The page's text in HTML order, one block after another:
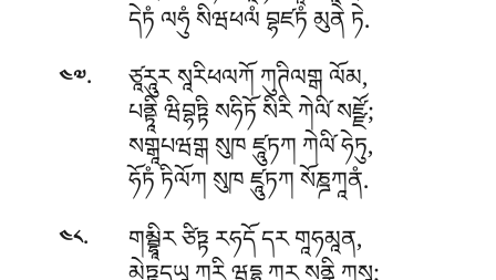
དེཏཾ ལཧུཾ སིཝཕལཾ བྷཛཏཾ མུནེ ཏེ.
༤༧. ཙཱརཱུར སཱརིཕལཀོ ཀུཊིལགྒ ལོམ,
པནྟཱི ཝིབྷཏྟི སཧིཏོ སིརི ཀེལི༹ སཛྫོ;
སགྒཱཔཝགྒ སུཁ ཛཱུཏཀ ཀེལི༹ ཧེཏུ,
ཧོཏཾ ཏིལོཀ སུཁ ཛཱུཏཀ སོཎྜཀཱནཾ.
༤༨. གམྦྷཱིར ཙིཏྟ རཧདོ དར གཱཧམཱན,